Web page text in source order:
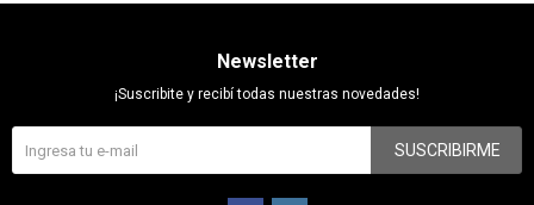
Newsletter
¡Suscribite y recibí todas nuestras novedades!
SUSCRIBIRME